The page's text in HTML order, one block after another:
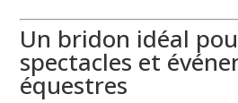
Un bridon idéal
spectacles et
équestres